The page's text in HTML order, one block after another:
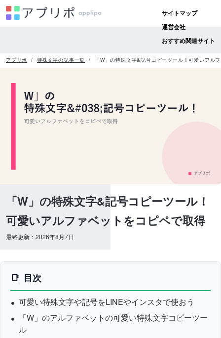
サイトマップ
運営会社
おすすめ関連サイト
アプリポ 特殊文字の記事一覧 「W」の特殊文字&記号コピーツール！可愛いアル
「W」の特殊文字&記号コピーツール！
可愛いアルファベットをコピペで取得
最終更新：2026年8月7日
目次
可愛い特殊文字や記号をLINEやインスタで使おう
「W」のアルファベットの可愛い特殊文字コピーツー
ル